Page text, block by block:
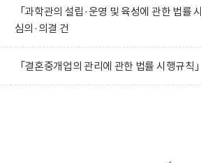
「과학관의 설립·운영 및 육성에 관한 법
심의·의결 건
「결혼중개업의 관리에 관한 법률 시행규